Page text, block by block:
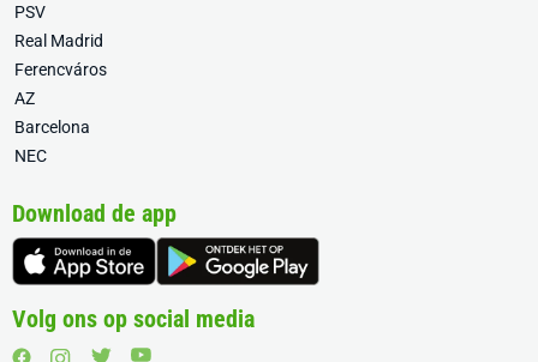
PSV
Real Madrid
Ferencváros
AZ
Barcelona
NEC
Download de app
Volg ons op social media